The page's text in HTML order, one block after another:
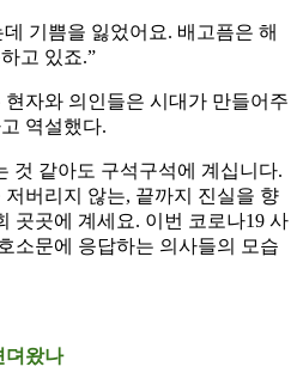
기쁨을 잃었어요. 배고픔은 해
고 있죠.”
자와 의인들은 시대가 만들어주
역설했다.
것 같아도 구석구석에 계십니다.
버리지 않는, 끝까지 진실을 향
곳곳에 계세요. 이번 코로나19 사
소문에 응답하는 의사들의 모습
뎌왔나